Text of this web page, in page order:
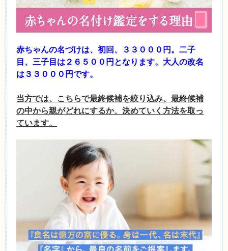
赤ちゃんの名づけは、初回、３３０００円。二子
目、三子目は２６５００円となります。大人の改名
は３３０００円です。
当方では、こちらで最終候補を絞り込み、最終候補
の中から親がどれにするか、決めていく方法を取っ
ています。